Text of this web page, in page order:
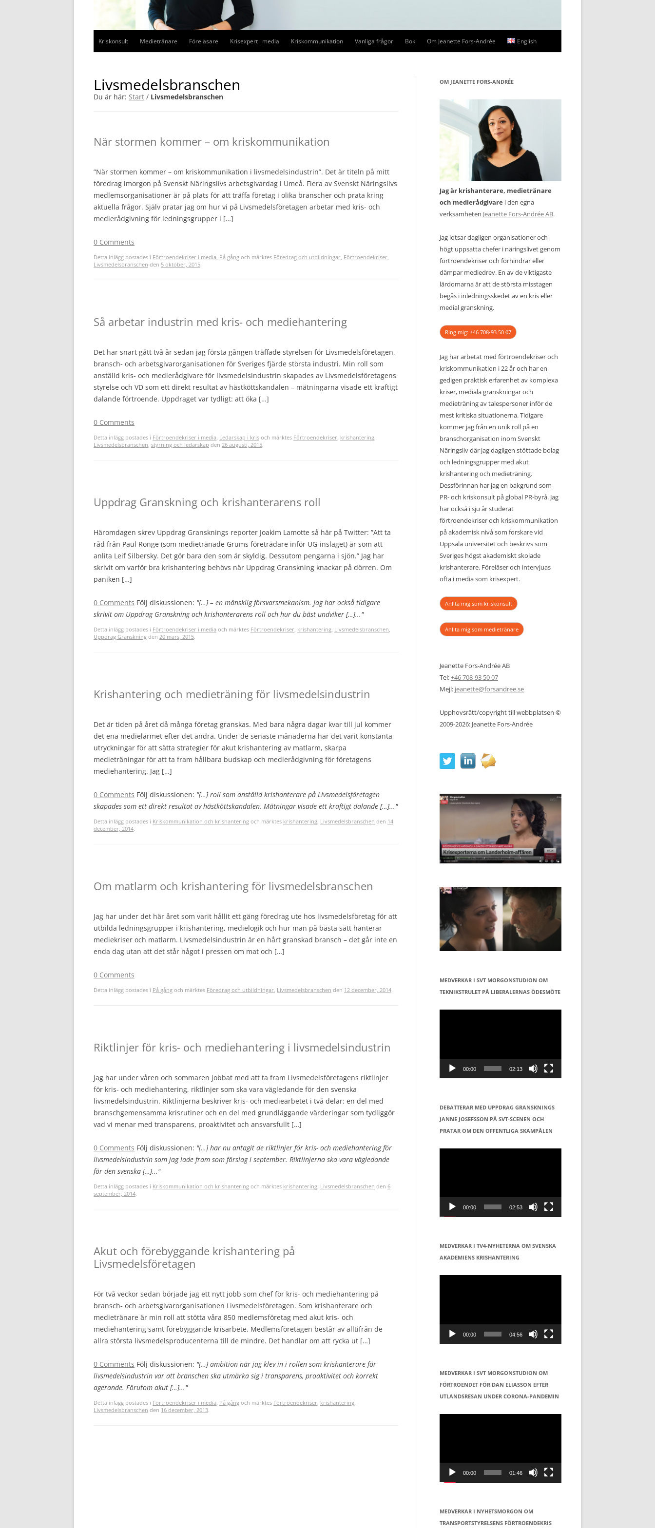
Kriskonsult Medietränare Föreläsare Krisexpert i media Kriskommunikation
Ledarskap i kris
Vanliga frågor Bok Om Jeanette Fors-Andrée English
Livsmedelsbranschen
Du är här: Start / Livsmedelsbranschen
När stormen kommer – om kriskommunikation
”När stormen kommer – om kriskommunikation i livsmedelsindustrin”. Det är titeln på mitt
föredrag imorgon på Svenskt Näringslivs arbetsgivardag i Umeå. Flera av Svenskt Näringslivs
medlemsorganisationer är på plats för att träffa företag i olika branscher och prata kring
aktuella frågor. Själv pratar jag om hur vi på Livsmedelsföretagen arbetar med kris- och
medierådgivning för ledningsgrupper i […]
0 Comments
Detta inlägg postades i Förtroendekriser i media, På gång och märktes Föredrag och utbildningar, Förtroendekriser,
Livsmedelsbranschen den 5 oktober, 2015.
Så arbetar industrin med kris- och mediehantering
Det har snart gått två år sedan jag första gången träffade styrelsen för Livsmedelsföretagen,
bransch- och arbetsgivarorganisationen för Sveriges fjärde största industri. Min roll som
anställd kris- och medierådgivare för livsmedelsindustrin skapades av Livsmedelsföretagens
styrelse och VD som ett direkt resultat av hästköttskandalen – mätningarna visade ett kraftigt
dalande förtroende. Uppdraget var tydligt: att öka […]
0 Comments
Detta inlägg postades i Förtroendekriser i media, Ledarskap i kris och märktes Förtroendekriser, krishantering,
Livsmedelsbranschen, styrning och ledarskap den 26 augusti, 2015.
Uppdrag Granskning och krishanterarens roll
Häromdagen skrev Uppdrag Gransknings reporter Joakim Lamotte så här på Twitter: ”Att ta
råd från Paul Ronge (som medietränade Grums företrädare inför UG-inslaget) är som att
anlita Leif Silbersky. Det gör bara den som är skyldig. Dessutom pengarna i sjön.” Jag har
skrivit om varför bra krishantering behövs när Uppdrag Granskning knackar på dörren. Om
paniken […]
0 Comments Följ diskussionen: "[…] – en mänsklig försvarsmekanism. Jag har också tidigare
skrivit om Uppdrag Granskning och krishanterarens roll och hur du bäst undviker […]..."
Detta inlägg postades i Förtroendekriser i media och märktes Förtroendekriser, krishantering, Livsmedelsbranschen,
Uppdrag Granskning den 20 mars, 2015.
Krishantering och medieträning för livsmedelsindustrin
Det är tiden på året då många företag granskas. Med bara några dagar kvar till jul kommer
det ena medielarmet efter det andra. Under de senaste månaderna har det varit konstanta
utryckningar för att sätta strategier för akut krishantering av matlarm, skarpa
medieträningar för att ta fram hållbara budskap och medierådgivning för företagens
mediehantering. Jag […]
0 Comments Följ diskussionen: "[…] roll som anställd krishanterare på Livsmedelsföretagen
skapades som ett direkt resultat av hästköttskandalen. Mätningar visade ett kraftigt dalande […]..."
Detta inlägg postades i Kriskommunikation och krishantering och märktes krishantering, Livsmedelsbranschen den 14
december, 2014.
Om matlarm och krishantering för livsmedelsbranschen
Jag har under det här året som varit hållit ett gäng föredrag ute hos livsmedelsföretag för att
utbilda ledningsgrupper i krishantering, medielogik och hur man på bästa sätt hanterar
mediekriser och matlarm. Livsmedelsindustrin är en hårt granskad bransch – det går inte en
enda dag utan att det står något i pressen om mat och […]
0 Comments
Detta inlägg postades i På gång och märktes Föredrag och utbildningar, Livsmedelsbranschen den 12 december, 2014.
Riktlinjer för kris- och mediehantering i livsmedelsindustrin
Jag har under våren och sommaren jobbat med att ta fram Livsmedelsföretagens riktlinjer
för kris- och mediehantering, riktlinjer som ska vara vägledande för den svenska
livsmedelsindustrin. Riktlinjerna beskriver kris- och mediearbetet i två delar: en del med
branschgemensamma krisrutiner och en del med grundläggande värderingar som tydliggör
vad vi menar med transparens, proaktivitet och ansvarsfullt […]
0 Comments Följ diskussionen: "[…] har nu antagit de riktlinjer för kris- och mediehantering för
livsmedelsindustrin som jag lade fram som förslag i september. Riktlinjerna ska vara vägledande
för den svenska […]..."
Detta inlägg postades i Kriskommunikation och krishantering och märktes krishantering, Livsmedelsbranschen den 6
september, 2014.
Akut och förebyggande krishantering på
Livsmedelsföretagen
För två veckor sedan började jag ett nytt jobb som chef för kris- och mediehantering på
bransch- och arbetsgivarorganisationen Livsmedelsföretagen. Som krishanterare och
medietränare är min roll att stötta våra 850 medlemsföretag med akut kris- och
mediehantering samt förebyggande krisarbete. Medlemsföretagen består av alltifrån de
allra största livsmedelsproducenterna till de mindre. Det handlar om att rycka ut […]
0 Comments Följ diskussionen: "[…] ambition när jag klev in i rollen som krishanterare för
livsmedelsindustrin var att branschen ska utmärka sig i transparens, proaktivitet och korrekt
agerande. Förutom akut […]..."
Detta inlägg postades i Förtroendekriser i media, På gång och märktes Förtroendekriser, krishantering,
Livsmedelsbranschen den 16 december, 2013.
OM JEANETTE FORS-ANDRÉE
Jag är krishanterare, medietränare
och medierådgivare i den egna
verksamheten Jeanette Fors-Andrée AB.
Jag lotsar dagligen organisationer och
högt uppsatta chefer i näringslivet genom
förtroendekriser och förhindrar eller
dämpar mediedrev. En av de viktigaste
lärdomarna är att de största misstagen
begås i inledningsskedet av en kris eller
medial granskning.
Ring mig: +46 708-93 50 07
Jag har arbetat med förtroendekriser och
kriskommunikation i 22 år och har en
gedigen praktisk erfarenhet av komplexa
kriser, mediala granskningar och
medieträning av talespersoner inför de
mest kritiska situationerna. Tidigare
kommer jag från en unik roll på en
branschorganisation inom Svenskt
Näringsliv där jag dagligen stöttade bolag
och ledningsgrupper med akut
krishantering och medieträning.
Dessförinnan har jag en bakgrund som
PR- och kriskonsult på global PR-byrå. Jag
har också i sju år studerat
förtroendekriser och kriskommunikation
på akademisk nivå som forskare vid
Uppsala universitet och beskrivs som
Sveriges högst akademiskt skolade
krishanterare. Föreläser och intervjuas
ofta i media som krisexpert.
Anlita mig som kriskonsult
Anlita mig som medietränare
Jeanette Fors-Andrée AB
Tel:+46 708-93 50 07
Mejl: jeanette@forsandree.se
Upphovsrätt/copyright till webbplatsen ©
2009-2026: Jeanette Fors-Andrée
MEDVERKAR I SVT MORGONSTUDION OM
TEKNIKSTRULET PÅ LIBERALERNAS ÖDESMÖTE
Videospelare
00:00 02:13
DEBATTERAR MED UPPDRAG GRANSKNINGS
JANNE JOSEFSSON PÅ SVT-SCENEN OCH
PRATAR OM DEN OFFENTLIGA SKAMPÅLEN
Videospelare
00:00 02:53
MEDVERKAR I TV4-NYHETERNA OM SVENSKA
AKADEMIENS KRISHANTERING
Videospelare
00:00 04:56
MEDVERKAR I SVT MORGONSTUDION OM
FÖRTROENDET FÖR DAN ELIASSON EFTER
UTLANDSRESAN UNDER CORONA-PANDEMIN
Videospelare
00:00 01:46
MEDVERKAR I NYHETSMORGON OM
TRANSPORTSTYRELSENS FÖRTROENDEKRIS